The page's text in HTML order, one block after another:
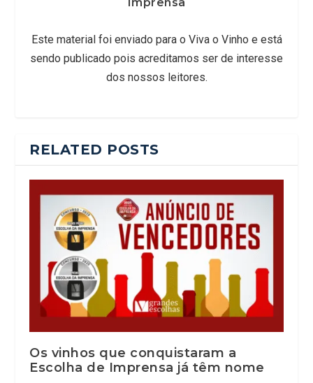
Este material foi enviado para o Viva o Vinho e está
sendo publicado pois acreditamos ser de interesse
dos nossos leitores.
RELATED POSTS
Os vinhos que conquistaram a
Escolha de Imprensa já têm nome